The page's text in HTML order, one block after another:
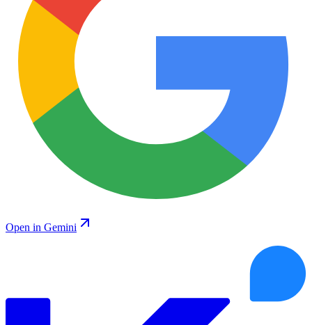
Open in Gemini